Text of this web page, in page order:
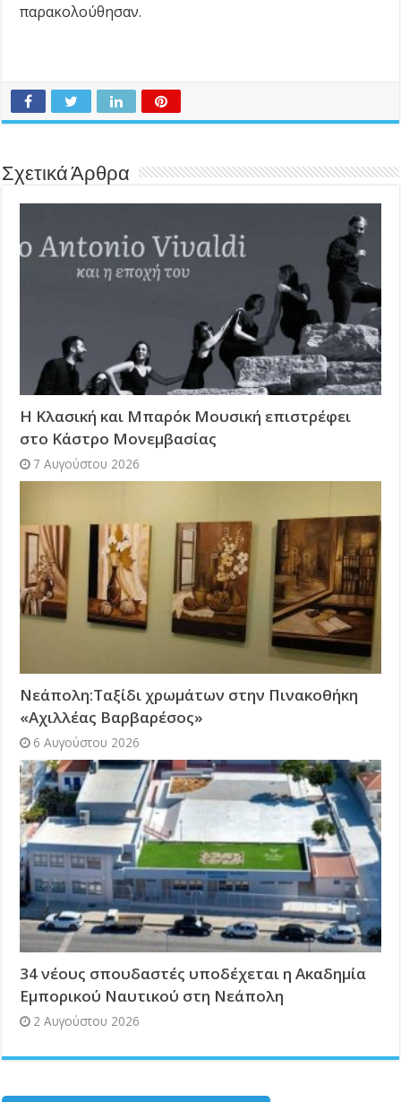
παρακολούθησαν.
Σχετικά Άρθρα
Η Κλασική και Μπαρόκ Μουσική επιστρέφει
στο Κάστρο Μονεμβασίας
7 Αυγούστου 2026
Νεάπολη:Ταξίδι χρωμάτων στην Πινακοθήκη
«Αχιλλέας Βαρβαρέσος»
6 Αυγούστου 2026
34 νέους σπουδαστές υποδέχεται η Ακαδημία
Εμπορικού Ναυτικού στη Νεάπολη
2 Αυγούστου 2026